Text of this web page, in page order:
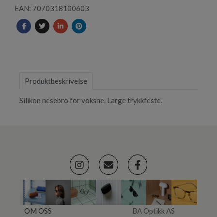
EAN: 7070318100603
Produktbeskrivelse
Silikon nesebro for voksne. Large trykkfeste.
OM OSS BA Optikk AS